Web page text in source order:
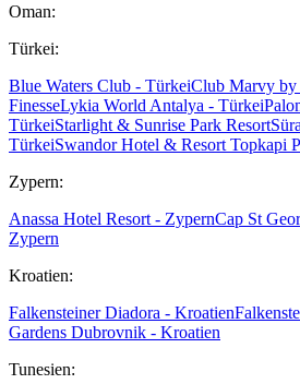
Oman:
Türkei:
Blue Waters Club - TürkeiClub Marvy by
FinesseLykia World Antalya - Türkei
TürkeiStarlight & Sunrise Park Resort
TürkeiSwandor Hotel & Resort Topkapi
Zypern:
Anassa Hotel Resort - ZypernCap St
Zypern
Kroatien:
Falkensteiner Diadora - Kroatien
Gardens Dubrovnik - Kroatien
Tunesien: